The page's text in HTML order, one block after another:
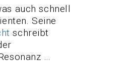
auch schnell
Seine
schreibt
…